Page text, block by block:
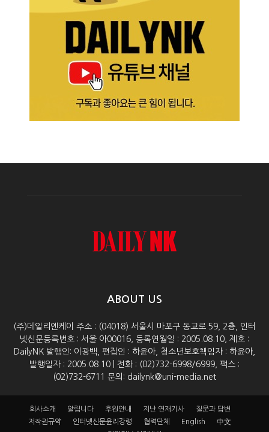
ABOUT US
(주)데일리엔케이 주소 : (04018) 서울시 마포구 동교로 59, 2층, 인터
넷신문등록번호 : 서울 아00016, 등록연월일 : 2005.08.10, 제호 :
DailyNK 발행인: 이광백, 편집인 : 하윤아, 청소년보호책임자 : 하윤아,
발행일자 : 2005.08.10 | 전화 : (02)732-6998/6999, 팩스 :
(02)732-6711 문의: dailynk@uni-media.net
회사소개 알립니다 후원안내 지난 연재기사
질문과 답변
저작권규약
인터넷신문윤리강령 협력단체 English
中文